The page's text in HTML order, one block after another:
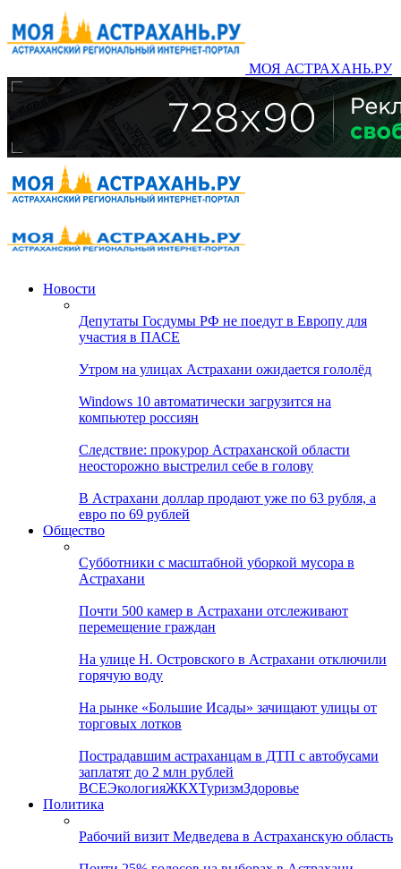
МОЯ АСТРАХАНЬ.РУ
Новости
Депутаты Госдумы РФ не поедут в Европу для
участия в ПАСЕ
Утром на улицах Астрахани ожидается гололёд
Windows 10 автоматически загрузится на
компьютер россиян
Следствие: прокурор Астраханской области
неосторожно выстрелил себе в голову
В Астрахани доллар продают уже по 63 рубля, а
евро по 69 рублей
Общество
Субботники с масштабной уборкой мусора в
Астрахани
Почти 500 камер в Астрахани отслеживают
перемещение граждан
На улице Н. Островского в Астрахани отключили
горячую воду
На рынке «Большие Исады» зачищают улицы от
торговых лотков
Пострадавшим астраханцам в ДТП с автобусами
заплатят до 2 млн рублей
ВСЕЭкологияЖКХТуризмЗдоровье
Политика
Рабочий визит Медведева в Астраханскую область